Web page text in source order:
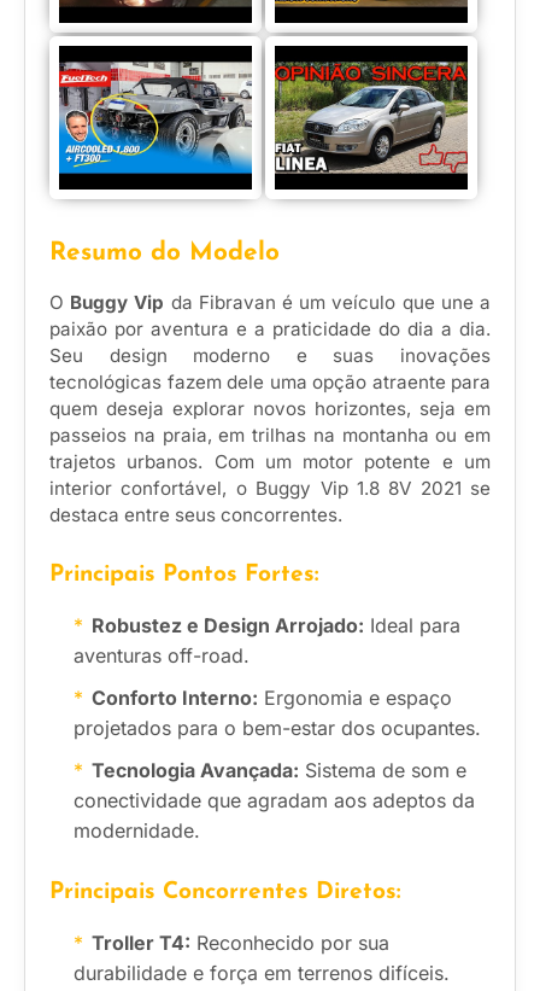
Resumo do Modelo
O Buggy Vip da Fibravan é um veículo que une a
paixão por aventura e a praticidade do dia a dia.
Seu design moderno e suas inovações
tecnológicas fazem dele uma opção atraente para
quem deseja explorar novos horizontes, seja em
passeios na praia, em trilhas na montanha ou em
trajetos urbanos. Com um motor potente e um
interior confortável, o Buggy Vip 1.8 8V 2021 se
destaca entre seus concorrentes.
Principais Pontos Fortes:
Robustez e Design Arrojado: Ideal para
aventuras off-road.
Conforto Interno: Ergonomia e espaço
projetados para o bem-estar dos ocupantes.
Tecnologia Avançada: Sistema de som e
conectividade que agradam aos adeptos da
modernidade.
Principais Concorrentes Diretos:
Troller T4: Reconhecido por sua
durabilidade e força em terrenos difíceis.